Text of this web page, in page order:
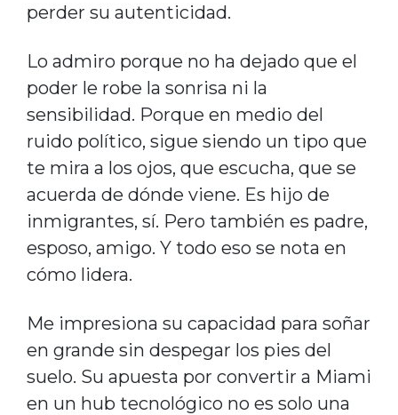
perder su autenticidad.
Lo admiro porque no ha dejado que el
poder le robe la sonrisa ni la
sensibilidad. Porque en medio del
ruido político, sigue siendo un tipo que
te mira a los ojos, que escucha, que se
acuerda de dónde viene. Es hijo de
inmigrantes, sí. Pero también es padre,
esposo, amigo. Y todo eso se nota en
cómo lidera.
Me impresiona su capacidad para soñar
en grande sin despegar los pies del
suelo. Su apuesta por convertir a Miami
en un hub tecnológico no es solo una